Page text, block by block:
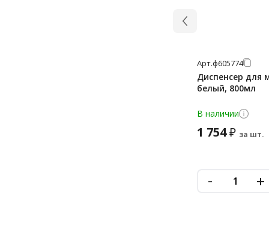
Арт.ф605774
Диспенсер для
белый, 800мл
В наличии
1 754₽ за шт.
- +